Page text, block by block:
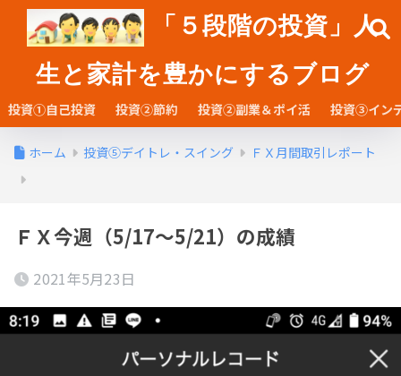
「５段階の投資」人
生と家計を豊かにするブログ
投資①自己投資 投資②節約 投資②副業＆ポイ活 投資③イン
ホーム 投資⑤デイトレ・スイング ＦＸ月間取引レポート
ＦＸ今週（5/17～5/21）の成績
2021年5月23日